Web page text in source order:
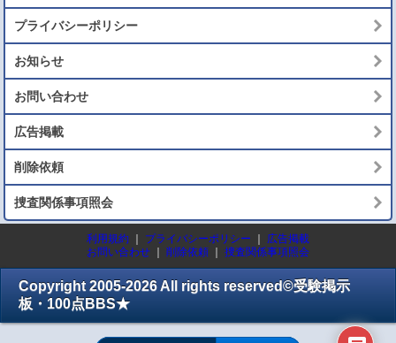
プライバシーポリシー
お知らせ
お問い合わせ
広告掲載
削除依頼
捜査関係事項照会
利用規約 プライバシーポリシー
広告掲載
お問い合わせ
削除依頼 捜査関係事項照会
Copyright 2005-2026 All rights reserved©受験掲示
板・100点BBS★